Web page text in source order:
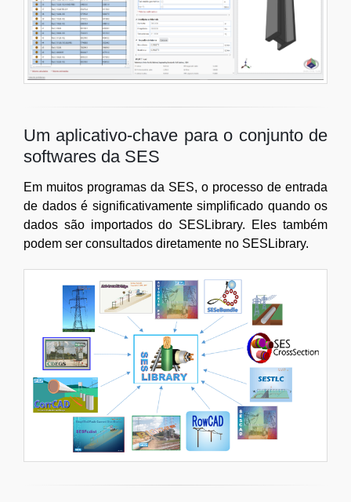
Um aplicativo-chave para o conjunto de
softwares da SES
Em muitos programas da SES, o processo de entrada
de dados é significativamente simplificado quando os
dados são importados do SESLibrary. Eles também
podem ser consultados diretamente no SESLibrary.